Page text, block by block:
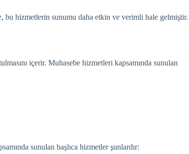
bu hizmetlerin sunumu daha etkin ve verimli hale gelmiştir.
içerir. Muhasebe hizmetleri kapsamında sunulan
sunulan başlıca hizmetler şunlardır: